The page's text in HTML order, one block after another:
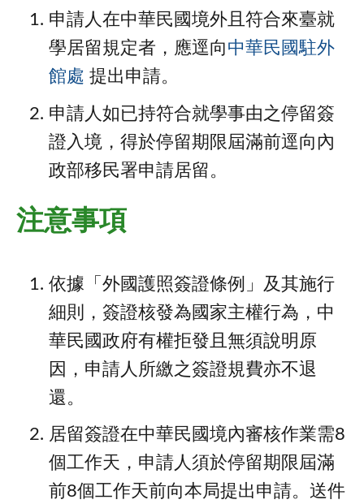
申請人在中華民國境外且符合來臺就
學居留規定者，應逕向中華民國駐外
館處 提出申請。
申請人如已持符合就學事由之停留簽
證入境，得於停留期限屆滿前逕向內
政部移民署申請居留。
注意事項
依據「外國護照簽證條例」及其施行
細則，簽證核發為國家主權行為，中
華民國政府有權拒發且無須說明原
因，申請人所繳之簽證規費亦不退
還。
居留簽證在中華民國境內審核作業需8
個工作天，申請人須於停留期限屆滿
前8個工作天前向本局提出申請。送件